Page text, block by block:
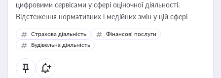
цифровими сервісами у сфері оціночної діяльності.
Відстеження нормативних і медійних змін у цій сфері
корисне для власника бізнесу, керівника, юриста або
бухгалтера під час оподаткування, приватизації, оренди
державного майна, корпоративних угод і перевірки
статусу суб'єктів оціночної діяльності
Страхова діяльність
Фінансові послуги
Будівельна діяльність